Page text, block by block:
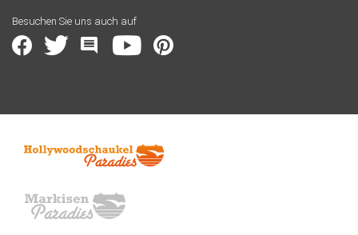
Besuchen Sie uns auch auf